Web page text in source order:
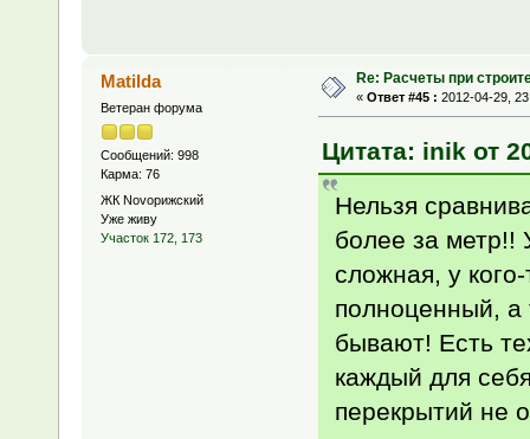
Matilda
Ветеран форума
Сообщений: 998
Карма: 76
ЖК Novoрижский
Уже живу
Участок 172, 173
Re: Расчеты при
« Ответ #45 : 2012-04-29,
Цитата: inik от
Нельзя
более за метр!!
сложная, у
полноценный, а
бывают! Есть
каждый для
перекрытий не